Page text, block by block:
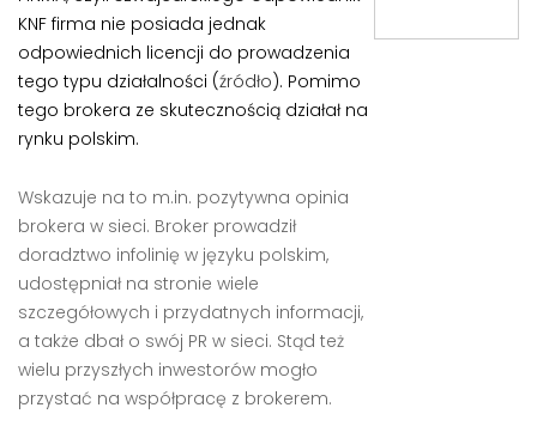
KNF firma nie posiada jednak
odpowiednich licencji do prowadzenia
tego typu działalności (źródło). Pomimo
tego brokera ze skutecznością działał na
rynku polskim.
Wskazuje na to m.in. pozytywna opinia
brokera w sieci. Broker prowadził
doradztwo infolinię w języku polskim,
udostępniał na stronie wiele
szczegółowych i przydatnych informacji,
a także dbał o swój PR w sieci. Stąd też
wielu przyszłych inwestorów mogło
przystać na współpracę z brokerem.